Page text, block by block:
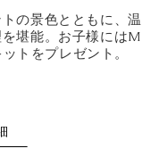
の景色とともに、
堪能。お子様には
トをプレゼント。